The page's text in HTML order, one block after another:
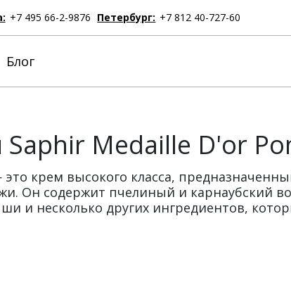
+7 495 66-2-9876 Петербург: +7 812 40-727-60
Блог
Medaille D'or
крем высокого класса,
Он содержит пчелиный и карнаубский
и несколько других ингредиентов,